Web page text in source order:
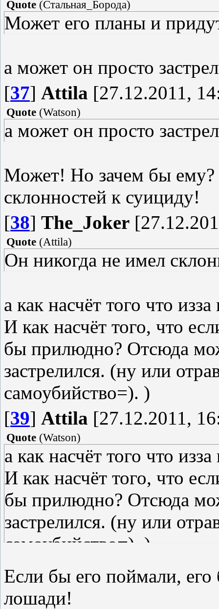
Quote (Стальная_Борода)
Может его планы и
а может он просто
[37] Attila [27.12.2011,
Quote (Watson)
а может он просто
Может! Но зачем бы ему?
склонностей к суициду!
[38] The_Joker
Quote (Attila)
Он никогда не имел
а как насчёт того что
И как насчёт того, что
бы прилюдно? Отсюда
застрелился. (ну или
самоубийство=). )
[39] Attila [27.12.2011,
Quote (Watson)
а как насчёт того что
И как насчёт того, что
бы прилюдно? Отсюда
застрелился. (ну или
самоубийство=). )
Если бы его поймали, его
лошади!